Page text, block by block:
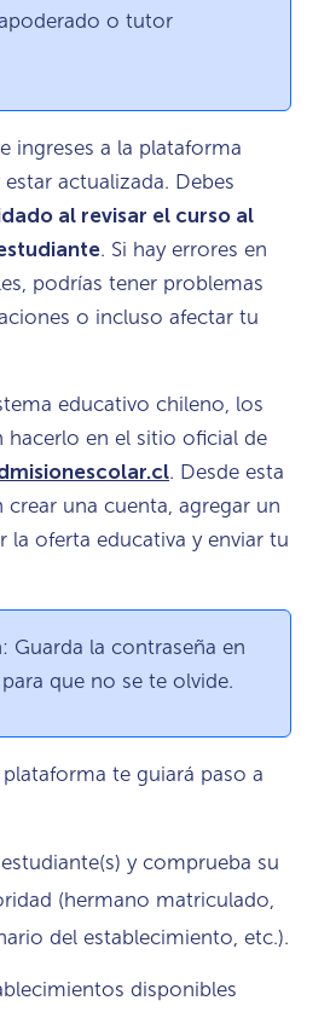
o tutor
ingreses a la plataforma
actualizada. Debes
al revisar el curso al
. Si hay errores en
podrías tener problemas
o incluso afectar tu
educativo chileno, los
hacerlo en el sitio oficial de
. Desde esta
una cuenta, agregar un
la oferta educativa y enviar tu
Guarda la contraseña en
que no se te olvide.
te guiará paso a
y comprueba su
(hermano matriculado,
del establecimiento, etc.).
disponibles